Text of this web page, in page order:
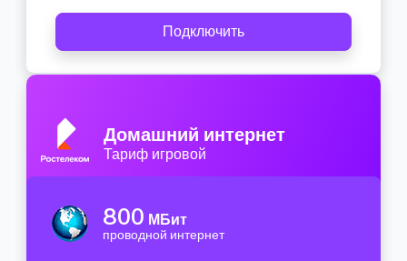
Подключить
Домашний интернет
Тариф игровой
800 МБит
проводной интернет